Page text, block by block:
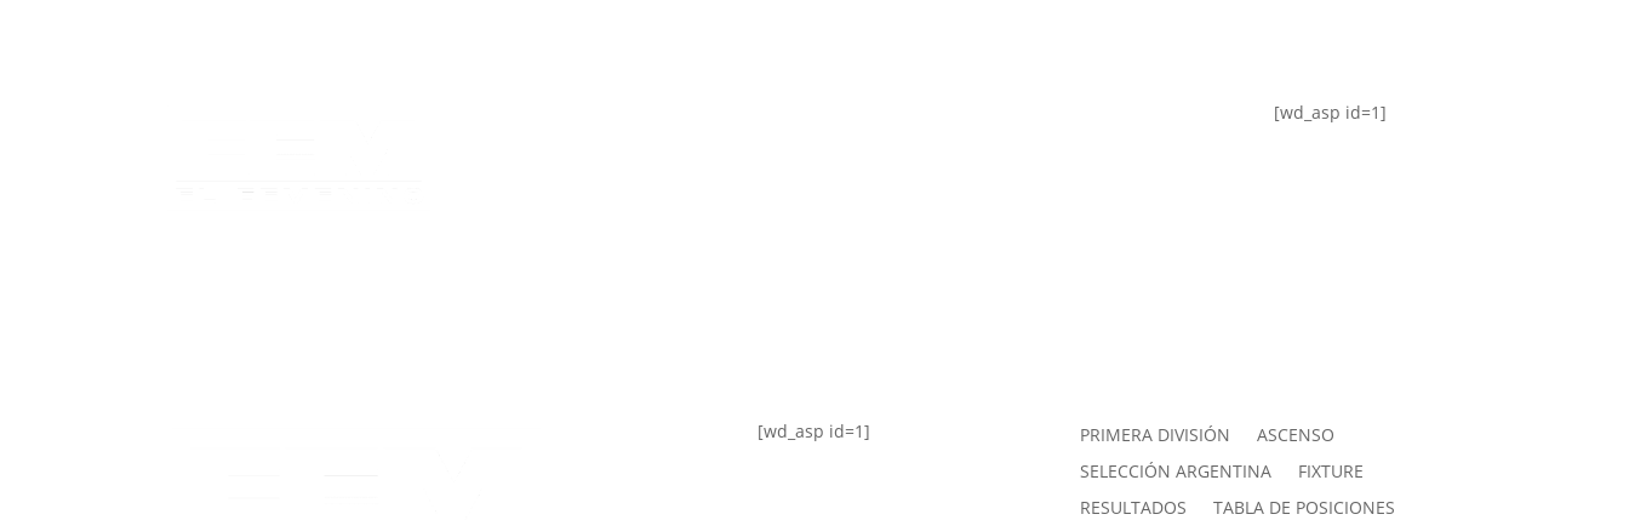
[wd_asp id=1]
[wd_asp id=1] PRIMERA DIVISIÓN
ASCENSO
SELECCIÓN ARGENTINA
FIXTURE
RESULTADOS
TABLA DE POSICIONES